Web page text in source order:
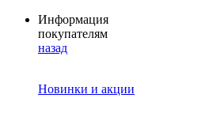
Информация
покупателям
назад
Новинки и акции